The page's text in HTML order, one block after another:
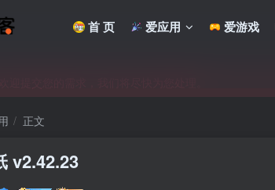
首 页 爱应用 爱游戏
魔商店的点击此处获取保姆级安装教程
正文
v2.42.23